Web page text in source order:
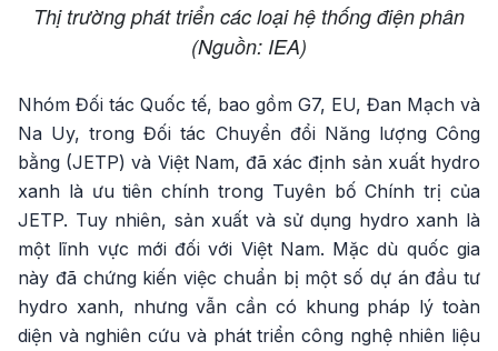
Thị trường phát triển các loại hệ thống điện phân
(Nguồn: IEA)
Nhóm Đối tác Quốc tế, bao gồm G7, EU, Đan Mạch và
Na Uy, trong Đối tác Chuyển đổi Năng lượng Công
bằng (JETP) và Việt Nam, đã xác định sản xuất hydro
xanh là ưu tiên chính trong Tuyên bố Chính trị của
JETP. Tuy nhiên, sản xuất và sử dụng hydro xanh là
một lĩnh vực mới đối với Việt Nam. Mặc dù quốc gia
này đã chứng kiến việc chuẩn bị một số dự án đầu tư
hydro xanh, nhưng vẫn cần có khung pháp lý toàn
diện và nghiên cứu và phát triển công nghệ nhiên liệu